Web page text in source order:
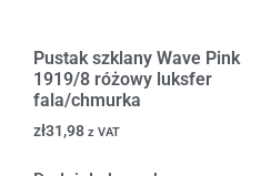
Pustak szklany Wave Pink
1919/8 różowy luksfer
fala/chmurka
zł31,98 z VAT